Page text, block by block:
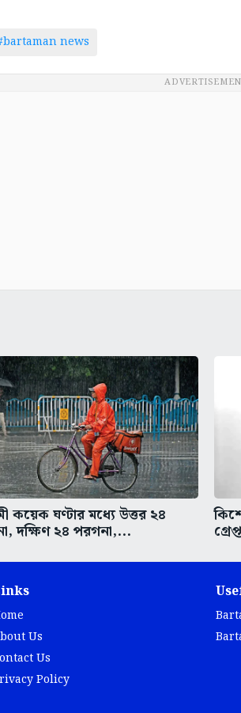
news
কয়েক ঘণ্টার মধ্যে উত্তর ২৪
দক্ষিণ ২৪ পরগনা,...
Us
Us
Policy